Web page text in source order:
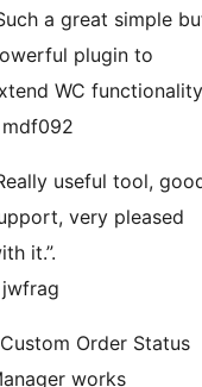
a great simple
plugin to
WC
mdf092
useful tool,
very pleased
it.”.
Order Status
works